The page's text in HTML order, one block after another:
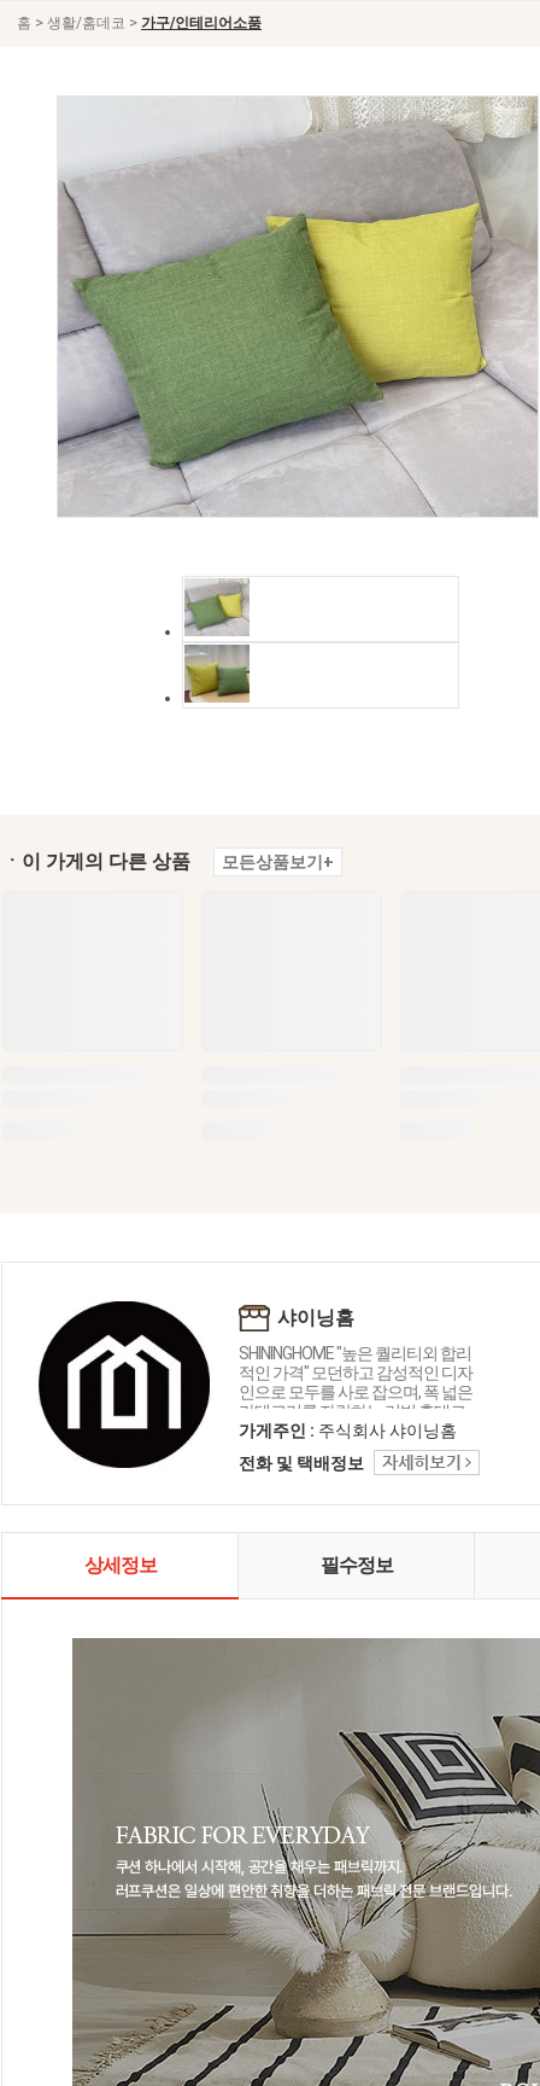
홈 > 생활/홈데코 > 가구/인테리어소품
ㆍ이 가게의 다른 상품 모든상품보기+
샤이닝홈
SHININGHOME "높은 퀄리티외 합리
적인 가격" 모던하고 감성적인 디자
인으로 모두를 사로 잡으며, 폭 넓은
카테고리를 자랑하는 리빙 홈데코
인테리어 샤이닝홈입니다.
가게주인 : 주식회사 샤이닝홈
전화 및 택배정보
상세정보 필수정보